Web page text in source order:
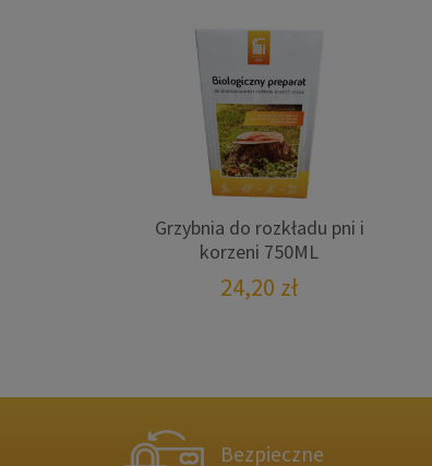
Grzybnia do rozkładu pni i
korzeni 750ML
24,20 zł
Bezpieczne